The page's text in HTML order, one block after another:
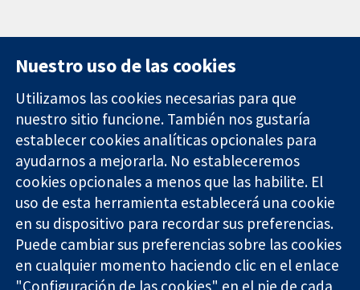
Evidencia fiable.
Decisiones
informadas.
Mejor salud.
11-13 Cavendish
Square
Londres
W1G 0AN
Reino Unido
Contacto
Noticias
Prensa
Sobre
nosotros
Empleo
Cochrane
Library
Nuestro uso de las cookies
Utilizamos las cookies necesarias para que
nuestro sitio funcione. También nos gustaría
establecer cookies analíticas opcionales para
ayudarnos a mejorarla. No estableceremos
cookies opcionales a menos que las habilite. El
uso de esta herramienta establecerá una cookie
en su dispositivo para recordar sus preferencias.
Puede cambiar sus preferencias sobre las cookies
en cualquier momento haciendo clic en el enlace
"Configuración de las cookies" en el pie de cada